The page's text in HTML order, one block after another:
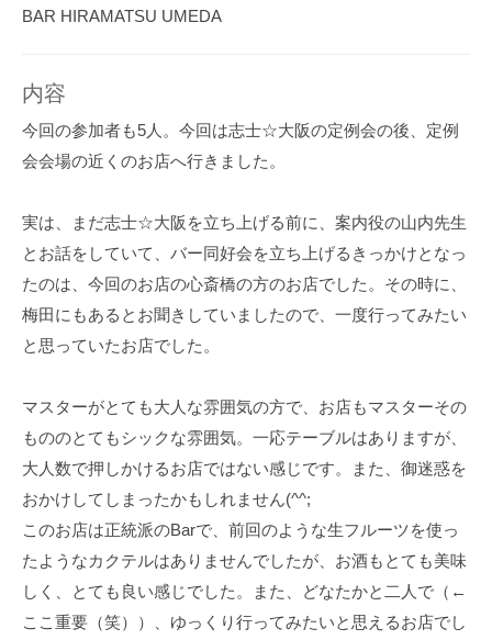
BAR HIRAMATSU UMEDA
内容
今回の参加者も5人。今回は志士☆大阪の定例会の後、定例
会会場の近くのお店へ行きました。
実は、まだ志士☆大阪を立ち上げる前に、案内役の山内先生
とお話をしていて、バー同好会を立ち上げるきっかけとなっ
たのは、今回のお店の心斎橋の方のお店でした。その時に、
梅田にもあるとお聞きしていましたので、一度行ってみたい
と思っていたお店でした。
マスターがとても大人な雰囲気の方で、お店もマスターその
もののとてもシックな雰囲気。一応テーブルはありますが、
大人数で押しかけるお店ではない感じです。また、御迷惑を
おかけしてしまったかもしれません(^^;
このお店は正統派のBarで、前回のような生フルーツを使っ
たようなカクテルはありませんでしたが、お酒もとても美味
しく、とても良い感じでした。また、どなたかと二人で（←
ここ重要（笑））、ゆっくり行ってみたいと思えるお店でし